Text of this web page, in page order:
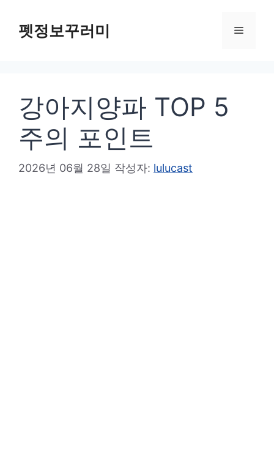
펫정보꾸러미 메
강아지양파 TOP 5
주의 포인트
2026년 06월 28일 작성자: lulucast